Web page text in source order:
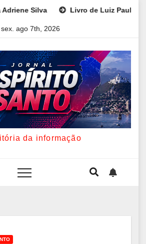
Paulo Foggetti discute os desafios de
sex. ago 7th, 2026
da informação